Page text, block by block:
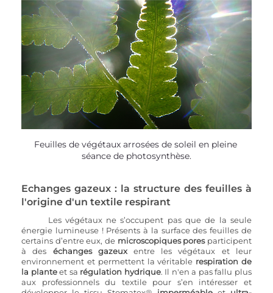
Feuilles de végétaux arrosées de soleil en pleine
séance de photosynthèse.
Echanges gazeux : la structure des feuilles à
l'origine d'un textile respirant
Les végétaux ne s’occupent pas que de la seule
énergie lumineuse ! Présents à la surface des feuilles de
certains d’entre eux, de microscopiques pores participent
à des échanges gazeux entre les végétaux et leur
environnement et permettent la véritable respiration de
la plante et sa régulation hydrique. Il n'en a pas fallu plus
aux professionnels du textile pour s’en intéresser et